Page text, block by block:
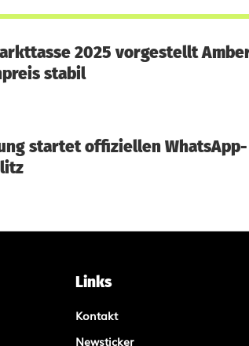
2025 vorgestellt
stabil
startet offiziellen WhatsApp-
Links
Kontakt
Newsticker